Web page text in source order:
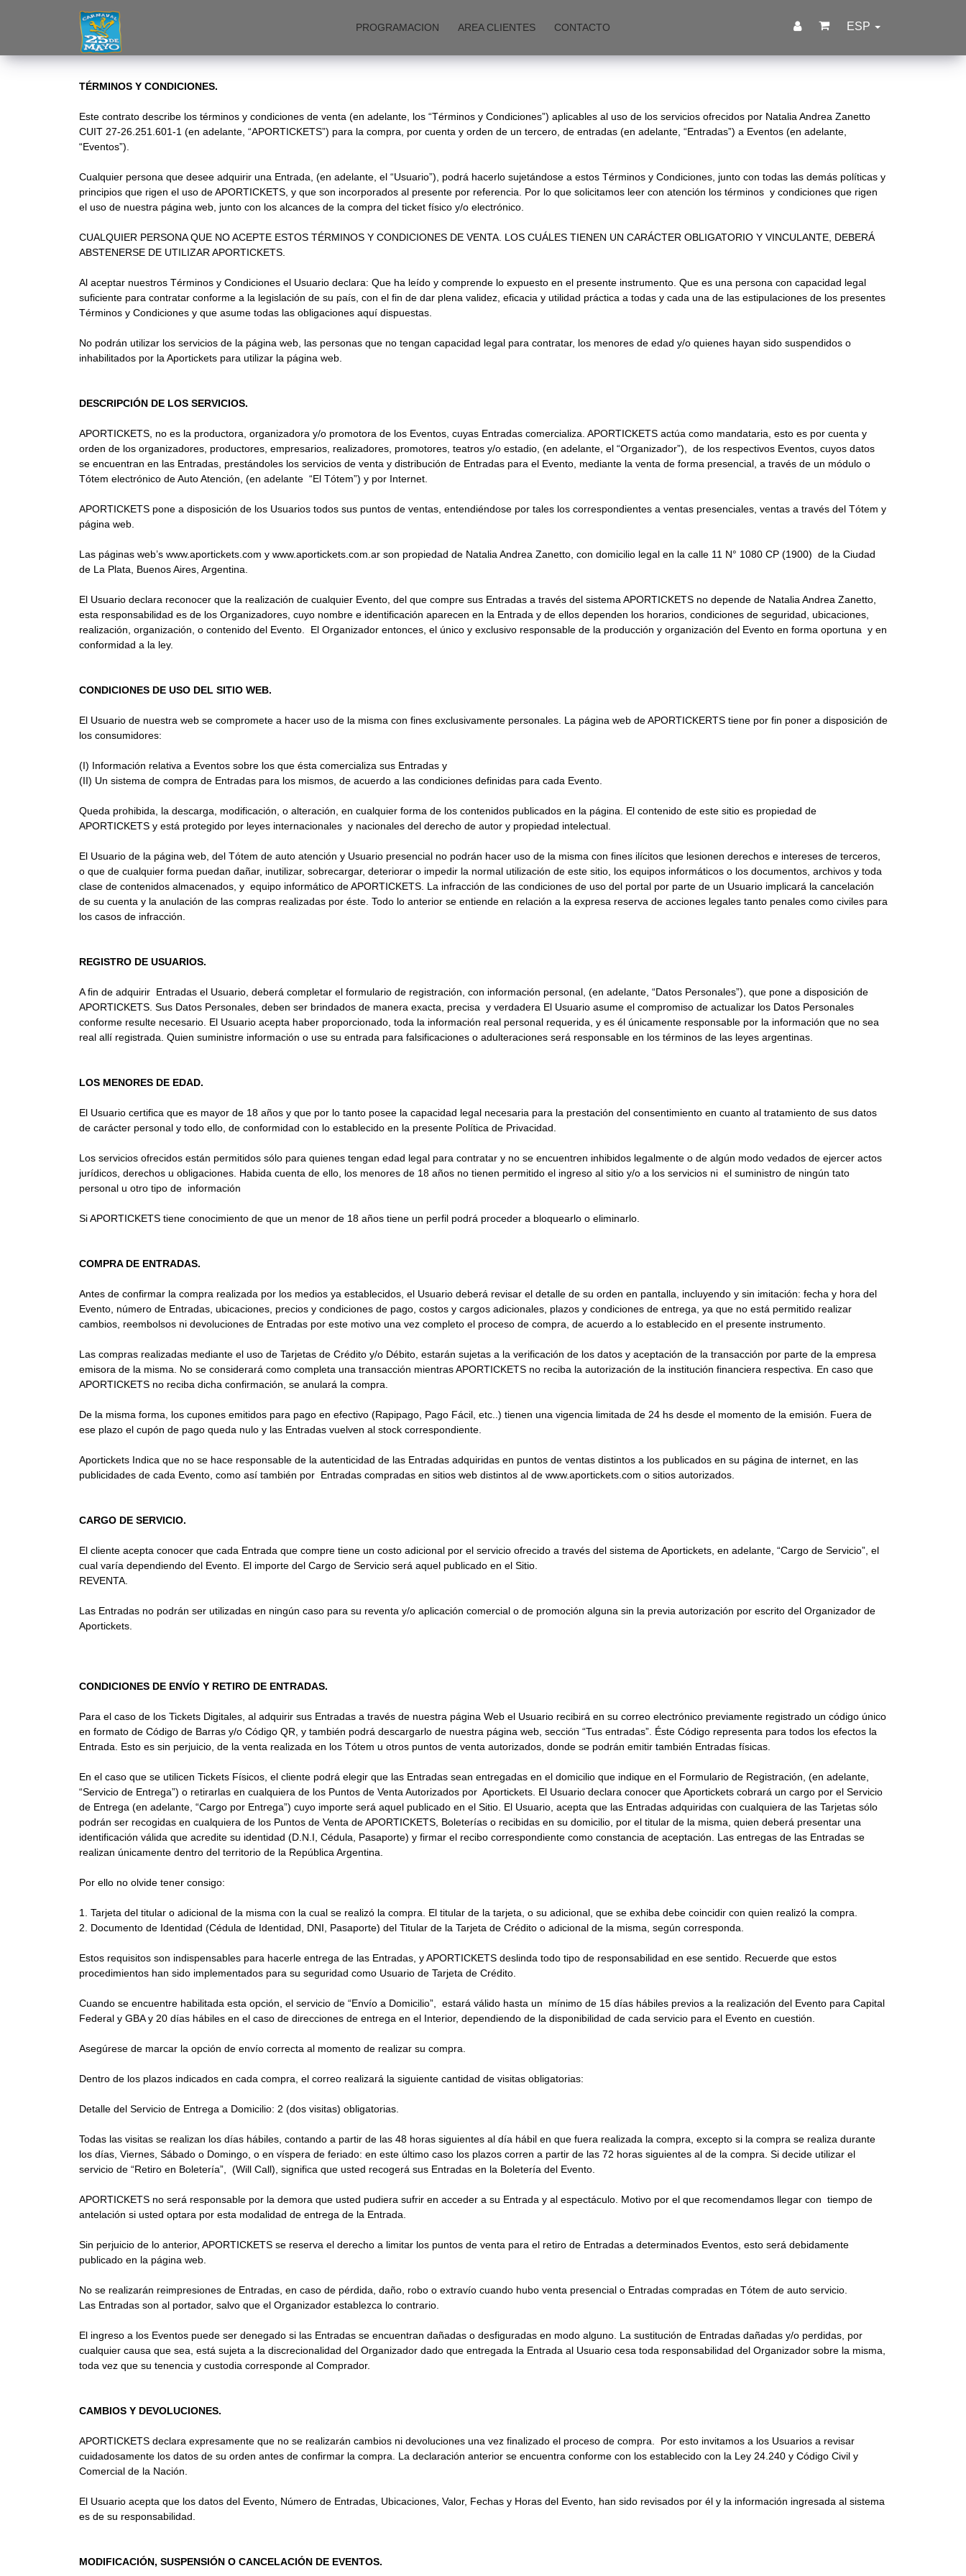
PROGRAMACION AREA CLIENTES CONTACTO ESP
TÉRMINOS Y CONDICIONES.
Este contrato describe los términos y condiciones de venta (en adelante, los “Términos y Condiciones”) aplicables al uso de los servicios ofrecidos por Natalia Andrea Zanetto
CUIT 27-26.251.601-1 (en adelante, “APORTICKETS”) para la compra, por cuenta y orden de un tercero, de entradas (en adelante, “Entradas”) a Eventos (en adelante,
“Eventos”).
Cualquier persona que desee adquirir una Entrada, (en adelante, el “Usuario”), podrá hacerlo sujetándose a estos Términos y Condiciones, junto con todas las demás políticas y
principios que rigen el uso de APORTICKETS, y que son incorporados al presente por referencia. Por lo que solicitamos leer con atención los términos y condiciones que rigen
el uso de nuestra página web, junto con los alcances de la compra del ticket físico y/o electrónico.
CUALQUIER PERSONA QUE NO ACEPTE ESTOS TÉRMINOS Y CONDICIONES DE VENTA. LOS CUÁLES TIENEN UN CARÁCTER OBLIGATORIO Y VINCULANTE, DEBERÁ
ABSTENERSE DE UTILIZAR APORTICKETS.
Al aceptar nuestros Términos y Condiciones el Usuario declara: Que ha leído y comprende lo expuesto en el presente instrumento. Que es una persona con capacidad legal
suficiente para contratar conforme a la legislación de su país, con el fin de dar plena validez, eficacia y utilidad práctica a todas y cada una de las estipulaciones de los presentes
Términos y Condiciones y que asume todas las obligaciones aquí dispuestas.
No podrán utilizar los servicios de la página web, las personas que no tengan capacidad legal para contratar, los menores de edad y/o quienes hayan sido suspendidos o
inhabilitados por la Aportickets para utilizar la página web.
DESCRIPCIÓN DE LOS SERVICIOS.
APORTICKETS, no es la productora, organizadora y/o promotora de los Eventos, cuyas Entradas comercializa. APORTICKETS actúa como mandataria, esto es por cuenta y
orden de los organizadores, productores, empresarios, realizadores, promotores, teatros y/o estadio, (en adelante, el “Organizador”), de los respectivos Eventos, cuyos datos
se encuentran en las Entradas, prestándoles los servicios de venta y distribución de Entradas para el Evento, mediante la venta de forma presencial, a través de un módulo o
Tótem electrónico de Auto Atención, (en adelante “El Tótem”) y por Internet.
APORTICKETS pone a disposición de los Usuarios todos sus puntos de ventas, entendiéndose por tales los correspondientes a ventas presenciales, ventas a través del Tótem y
página web.
Las páginas web’s www.aportickets.com y www.aportickets.com.ar son propiedad de Natalia Andrea Zanetto, con domicilio legal en la calle 11 N° 1080 CP (1900) de la Ciudad
de La Plata, Buenos Aires, Argentina.
El Usuario declara reconocer que la realización de cualquier Evento, del que compre sus Entradas a través del sistema APORTICKETS no depende de Natalia Andrea Zanetto,
esta responsabilidad es de los Organizadores, cuyo nombre e identificación aparecen en la Entrada y de ellos dependen los horarios, condiciones de seguridad, ubicaciones,
realización, organización, o contenido del Evento. El Organizador entonces, el único y exclusivo responsable de la producción y organización del Evento en forma oportuna y en
conformidad a la ley.
CONDICIONES DE USO DEL SITIO WEB.
El Usuario de nuestra web se compromete a hacer uso de la misma con fines exclusivamente personales. La página web de APORTICKERTS tiene por fin poner a disposición de
los consumidores:
(I) Información relativa a Eventos sobre los que ésta comercializa sus Entradas y
(II) Un sistema de compra de Entradas para los mismos, de acuerdo a las condiciones definidas para cada Evento.
Queda prohibida, la descarga, modificación, o alteración, en cualquier forma de los contenidos publicados en la página. El contenido de este sitio es propiedad de
APORTICKETS y está protegido por leyes internacionales y nacionales del derecho de autor y propiedad intelectual.
El Usuario de la página web, del Tótem de auto atención y Usuario presencial no podrán hacer uso de la misma con fines ilícitos que lesionen derechos e intereses de terceros,
o que de cualquier forma puedan dañar, inutilizar, sobrecargar, deteriorar o impedir la normal utilización de este sitio, los equipos informáticos o los documentos, archivos y toda
clase de contenidos almacenados, y equipo informático de APORTICKETS. La infracción de las condiciones de uso del portal por parte de un Usuario implicará la cancelación
de su cuenta y la anulación de las compras realizadas por éste. Todo lo anterior se entiende en relación a la expresa reserva de acciones legales tanto penales como civiles para
los casos de infracción.
REGISTRO DE USUARIOS.
A fin de adquirir Entradas el Usuario, deberá completar el formulario de registración, con información personal, (en adelante, “Datos Personales”), que pone a disposición de
APORTICKETS. Sus Datos Personales, deben ser brindados de manera exacta, precisa y verdadera El Usuario asume el compromiso de actualizar los Datos Personales
conforme resulte necesario. El Usuario acepta haber proporcionado, toda la información real personal requerida, y es él únicamente responsable por la información que no sea
real allí registrada. Quien suministre información o use su entrada para falsificaciones o adulteraciones será responsable en los términos de las leyes argentinas.
LOS MENORES DE EDAD.
El Usuario certifica que es mayor de 18 años y que por lo tanto posee la capacidad legal necesaria para la prestación del consentimiento en cuanto al tratamiento de sus datos
de carácter personal y todo ello, de conformidad con lo establecido en la presente Política de Privacidad.
Los servicios ofrecidos están permitidos sólo para quienes tengan edad legal para contratar y no se encuentren inhibidos legalmente o de algún modo vedados de ejercer actos
jurídicos, derechos u obligaciones. Habida cuenta de ello, los menores de 18 años no tienen permitido el ingreso al sitio y/o a los servicios ni el suministro de ningún tato
personal u otro tipo de información
Si APORTICKETS tiene conocimiento de que un menor de 18 años tiene un perfil podrá proceder a bloquearlo o eliminarlo.
COMPRA DE ENTRADAS.
Antes de confirmar la compra realizada por los medios ya establecidos, el Usuario deberá revisar el detalle de su orden en pantalla, incluyendo y sin imitación: fecha y hora del
Evento, número de Entradas, ubicaciones, precios y condiciones de pago, costos y cargos adicionales, plazos y condiciones de entrega, ya que no está permitido realizar
cambios, reembolsos ni devoluciones de Entradas por este motivo una vez completo el proceso de compra, de acuerdo a lo establecido en el presente instrumento.
Las compras realizadas mediante el uso de Tarjetas de Crédito y/o Débito, estarán sujetas a la verificación de los datos y aceptación de la transacción por parte de la empresa
emisora de la misma. No se considerará como completa una transacción mientras APORTICKETS no reciba la autorización de la institución financiera respectiva. En caso que
APORTICKETS no reciba dicha confirmación, se anulará la compra.
De la misma forma, los cupones emitidos para pago en efectivo (Rapipago, Pago Fácil, etc..) tienen una vigencia limitada de 24 hs desde el momento de la emisión. Fuera de
ese plazo el cupón de pago queda nulo y las Entradas vuelven al stock correspondiente.
Aportickets Indica que no se hace responsable de la autenticidad de las Entradas adquiridas en puntos de ventas distintos a los publicados en su página de internet, en las
publicidades de cada Evento, como así también por Entradas compradas en sitios web distintos al de www.aportickets.com o sitios autorizados.
CARGO DE SERVICIO.
El cliente acepta conocer que cada Entrada que compre tiene un costo adicional por el servicio ofrecido a través del sistema de Aportickets, en adelante, “Cargo de Servicio”, el
cual varía dependiendo del Evento. El importe del Cargo de Servicio será aquel publicado en el Sitio.
REVENTA.
Las Entradas no podrán ser utilizadas en ningún caso para su reventa y/o aplicación comercial o de promoción alguna sin la previa autorización por escrito del Organizador de
Aportickets.
CONDICIONES DE ENVÍO Y RETIRO DE ENTRADAS.
Para el caso de los Tickets Digitales, al adquirir sus Entradas a través de nuestra página Web el Usuario recibirá en su correo electrónico previamente registrado un código único
en formato de Código de Barras y/o Código QR, y también podrá descargarlo de nuestra página web, sección “Tus entradas”. Éste Código representa para todos los efectos la
Entrada. Esto es sin perjuicio, de la venta realizada en los Tótem u otros puntos de venta autorizados, donde se podrán emitir también Entradas físicas.
En el caso que se utilicen Tickets Físicos, el cliente podrá elegir que las Entradas sean entregadas en el domicilio que indique en el Formulario de Registración, (en adelante,
“Servicio de Entrega”) o retirarlas en cualquiera de los Puntos de Venta Autorizados por Aportickets. El Usuario declara conocer que Aportickets cobrará un cargo por el Servicio
de Entrega (en adelante, “Cargo por Entrega”) cuyo importe será aquel publicado en el Sitio. El Usuario, acepta que las Entradas adquiridas con cualquiera de las Tarjetas sólo
podrán ser recogidas en cualquiera de los Puntos de Venta de APORTICKETS, Boleterías o recibidas en su domicilio, por el titular de la misma, quien deberá presentar una
identificación válida que acredite su identidad (D.N.I, Cédula, Pasaporte) y firmar el recibo correspondiente como constancia de aceptación. Las entregas de las Entradas se
realizan únicamente dentro del territorio de la República Argentina.
Por ello no olvide tener consigo:
1.
Tarjeta del titular o adicional de la misma con la cual se realizó la compra. El titular de la tarjeta, o su adicional, que se exhiba debe coincidir con quien realizó la compra.
2.
Documento de Identidad (Cédula de Identidad, DNI, Pasaporte) del Titular de la Tarjeta de Crédito o adicional de la misma, según corresponda.
Estos requisitos son indispensables para hacerle entrega de las Entradas, y APORTICKETS deslinda todo tipo de responsabilidad en ese sentido. Recuerde que estos
procedimientos han sido implementados para su seguridad como Usuario de Tarjeta de Crédito.
Cuando se encuentre habilitada esta opción, el servicio de “Envío a Domicilio”, estará válido hasta un mínimo de 15 días hábiles previos a la realización del Evento para Capital
Federal y GBA y 20 días hábiles en el caso de direcciones de entrega en el Interior, dependiendo de la disponibilidad de cada servicio para el Evento en cuestión.
Asegúrese de marcar la opción de envío correcta al momento de realizar su compra.
Dentro de los plazos indicados en cada compra, el correo realizará la siguiente cantidad de visitas obligatorias:
Detalle del Servicio de Entrega a Domicilio: 2 (dos visitas) obligatorias.
Todas las visitas se realizan los días hábiles, contando a partir de las 48 horas siguientes al día hábil en que fuera realizada la compra, excepto si la compra se realiza durante
los días, Viernes, Sábado o Domingo, o en víspera de feriado: en este último caso los plazos corren a partir de las 72 horas siguientes al de la compra. Si decide utilizar el
servicio de “Retiro en Boletería”, (Will Call), significa que usted recogerá sus Entradas en la Boletería del Evento.
APORTICKETS no será responsable por la demora que usted pudiera sufrir en acceder a su Entrada y al espectáculo. Motivo por el que recomendamos llegar con tiempo de
antelación si usted optara por esta modalidad de entrega de la Entrada.
Sin perjuicio de lo anterior, APORTICKETS se reserva el derecho a limitar los puntos de venta para el retiro de Entradas a determinados Eventos, esto será debidamente
publicado en la página web.
No se realizarán reimpresiones de Entradas, en caso de pérdida, daño, robo o extravío cuando hubo venta presencial o Entradas compradas en Tótem de auto servicio.
Las Entradas son al portador, salvo que el Organizador establezca lo contrario.
El ingreso a los Eventos puede ser denegado si las Entradas se encuentran dañadas o desfiguradas en modo alguno. La sustitución de Entradas dañadas y/o perdidas, por
cualquier causa que sea, está sujeta a la discrecionalidad del Organizador dado que entregada la Entrada al Usuario cesa toda responsabilidad del Organizador sobre la misma,
toda vez que su tenencia y custodia corresponde al Comprador.
CAMBIOS Y DEVOLUCIONES.
APORTICKETS declara expresamente que no se realizarán cambios ni devoluciones una vez finalizado el proceso de compra. Por esto invitamos a los Usuarios a revisar
cuidadosamente los datos de su orden antes de confirmar la compra. La declaración anterior se encuentra conforme con los establecido con la Ley 24.240 y Código Civil y
Comercial de la Nación.
El Usuario acepta que los datos del Evento, Número de Entradas, Ubicaciones, Valor, Fechas y Horas del Evento, han sido revisados por él y la información ingresada al sistema
es de su responsabilidad.
MODIFICACIÓN, SUSPENSIÓN O CANCELACIÓN DE EVENTOS.